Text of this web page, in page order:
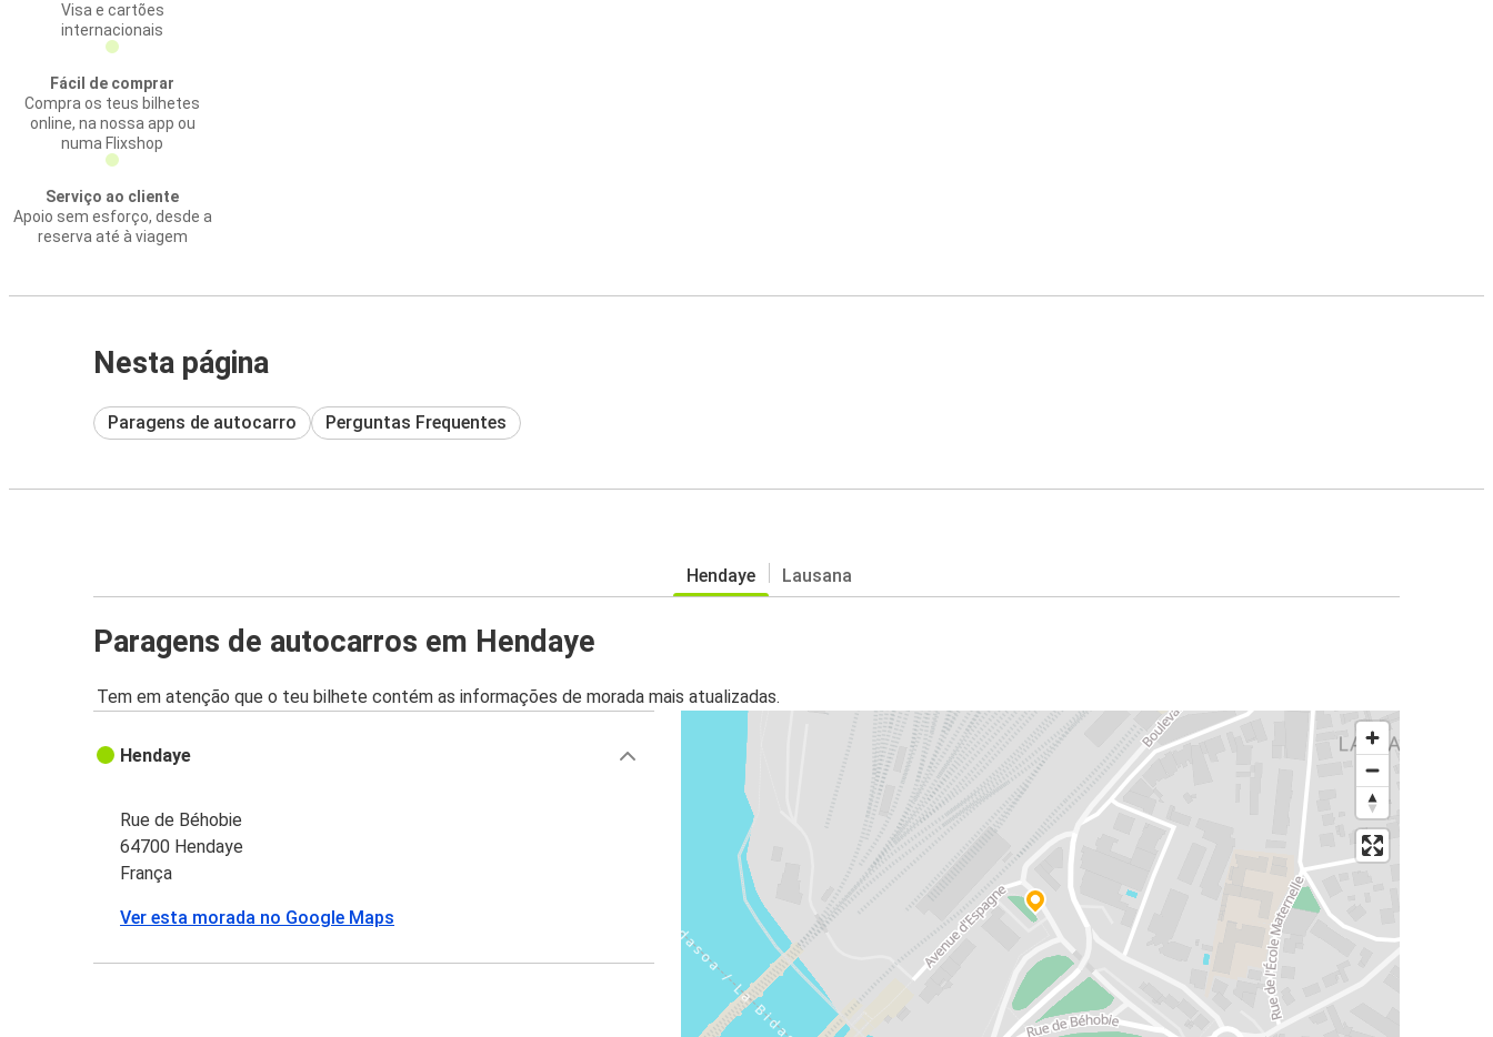
Visa e cartões
internacionais
Fácil de comprar
Compra os teus bilhetes
online, na nossa app ou
numa Flixshop
Serviço ao cliente
Apoio sem esforço, desde a
reserva até à viagem
Nesta página
Paragens de autocarro Perguntas Frequentes
Hendaye Lausana
Paragens de autocarros em Hendaye
Tem em atenção que o teu bilhete contém as informações de morada mais atualizadas.
Hendaye
Rue de Béhobie
64700 Hendaye
França
Ver esta morada no Google Maps